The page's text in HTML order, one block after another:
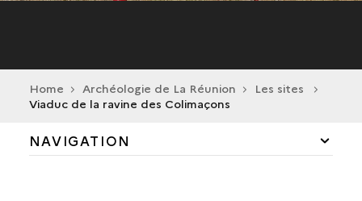
Home Archéologie de La Réunion
Les sites
Viaduc de la ravine des Colimaçons
NAVIGATION